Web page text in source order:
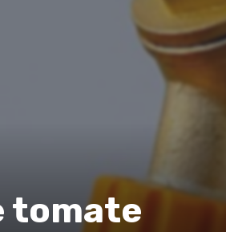
tomate